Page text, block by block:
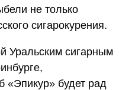
не только
сигарокурения.
Уральским сигарным
«Эпикур» будет рад